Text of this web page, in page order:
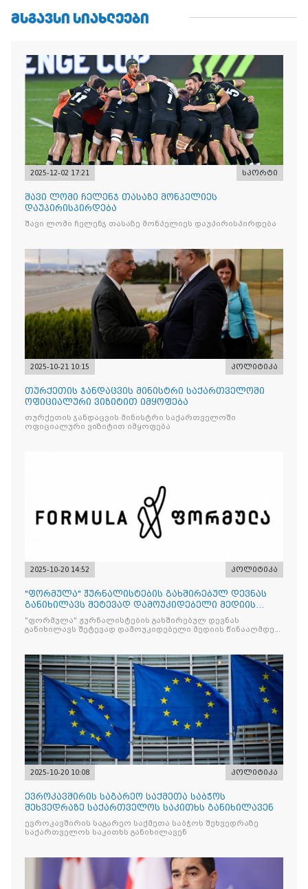
ᲛᲡᲒᲐᲕᲡᲘ ᲡᲘᲐᲮᲚᲔᲔᲑᲘ
2025-12-02 17:21 სპორტი
შავი ლომი ჩელენჯ თასაზე მონპელიეს
დაუპირისპირდება
შავი ლომი ჩელენჯ თასაზე მონპელიეს დაუპირისპირდება
2025-10-21 10:15 პოლიტიკა
თურქეთის ჯანდაცვის მინისტრი საქართველოში
ოფიციალური ვიზიტით იმყოფება
თურქეთის ჯანდაცვის მინისტრი საქართველოში
ოფიციალური ვიზიტით იმყოფება
2025-10-20 14:52 პოლიტიკა
"ფორმულა" ჟურნალისტების გახშირებულ დევნას
განიხილავს შეტევად დამოუკიდებელი მედიის
წინააღმდ
"ფორმულა" ჟურნალისტების გახშირებულ დევნას
განიხილავს შეტევად დამოუკიდებელი მედიის წინააღმდეგ,
2025-10-20 10:08 პოლიტიკა
ევროკავშირის საგარეო საქმეთა საბჭოს
შეხვედრაზე საქართველოს საკითხს განიხილავენ
ევროკავშირის საგარეო საქმეთა საბჭოს შეხვედრაზე
საქართველოს საკითხს განიხილავენ